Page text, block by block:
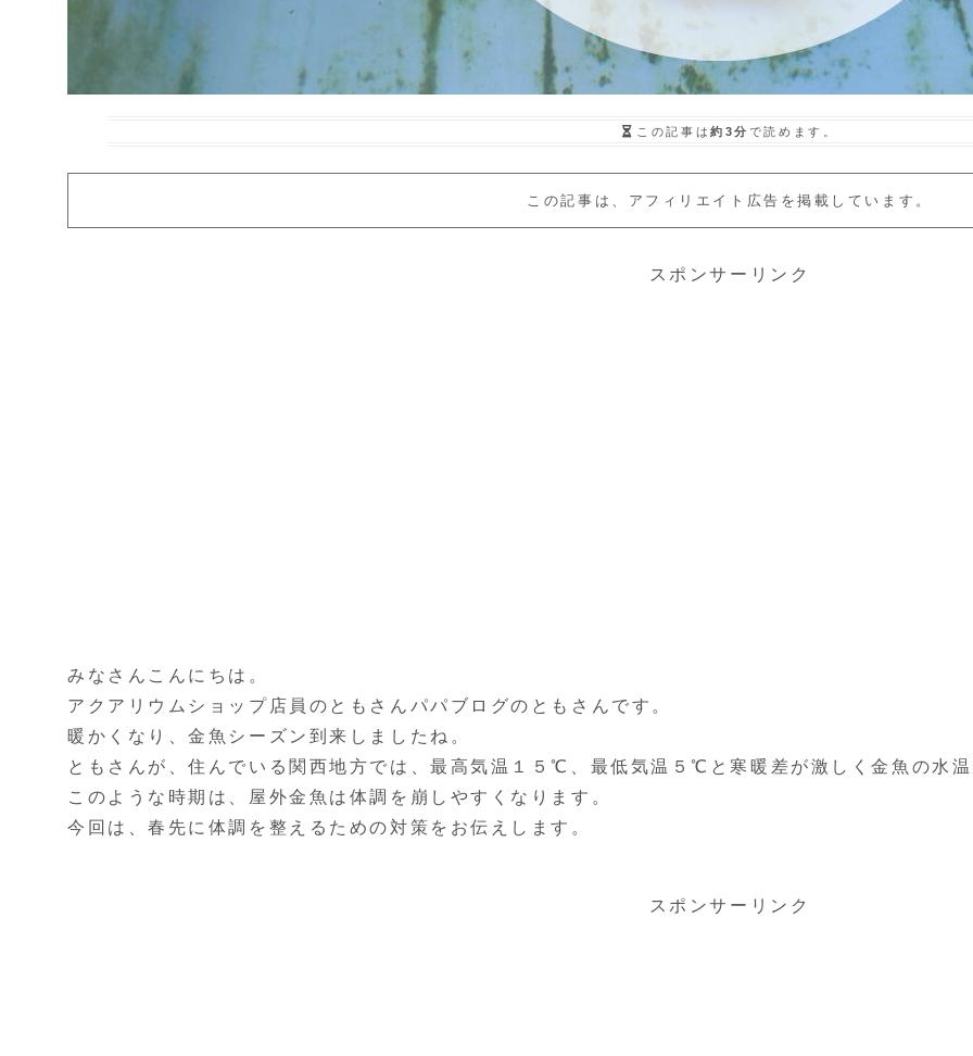
この記事は約3分 で読めます。
この記事は、アフィリエイト広告を掲載しています。
スポンサーリンク
みなさんこんにちは。
アクアリウムショップ店員のともさんパパブログのともさんです。
暖かくなり、金魚シーズン到来しましたね。
ともさんが、住んでいる関西地方では、最高気温１５℃、最低気温５℃と寒暖差が激しく金魚の水
このような時期は、屋外金魚は体調を崩しやすくなります。
今回は、春先に体調を整えるための対策をお伝えします。
スポンサーリンク